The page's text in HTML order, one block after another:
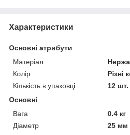
Характеристики
Основні атрибути
Матеріал
Колір
Різні
Кількість в упаковці
12 шт.
Основні
Вага
0.4 кг
Діаметр
25 мм